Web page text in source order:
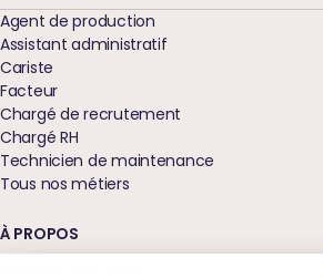
Agent de production
Assistant administratif
Cariste
Facteur
Chargé de recrutement
Chargé RH
Technicien de maintenance
Tous nos métiers
À PROPOS